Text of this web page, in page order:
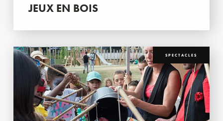
JEUX EN BOIS
SPECTACLES